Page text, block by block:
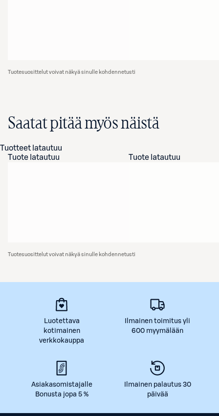
Tuotesuosittelut voivat näkyä sinulle kohdennetusti
Saatat pitää myös näistä
Tuotteet latautuu
Tuote latautuu
Tuote latautuu
Tuotesuosittelut voivat näkyä sinulle kohdennetusti
Luotettava
kotimainen
verkkokauppa
Ilmainen toimitus yli
600 myymälään
Asiakasomistajalle
Bonusta jopa 5 %
Ilmainen palautus 30
päivää